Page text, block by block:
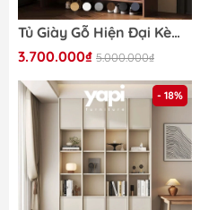
Tủ Giày Gỗ Hiện Đại Kèm Ngăn Kéo Vân Gỗ Nổi Hiện Đại 140x38x110cm Yapi-338
3.700.000₫ 5.000.000₫
- 18%